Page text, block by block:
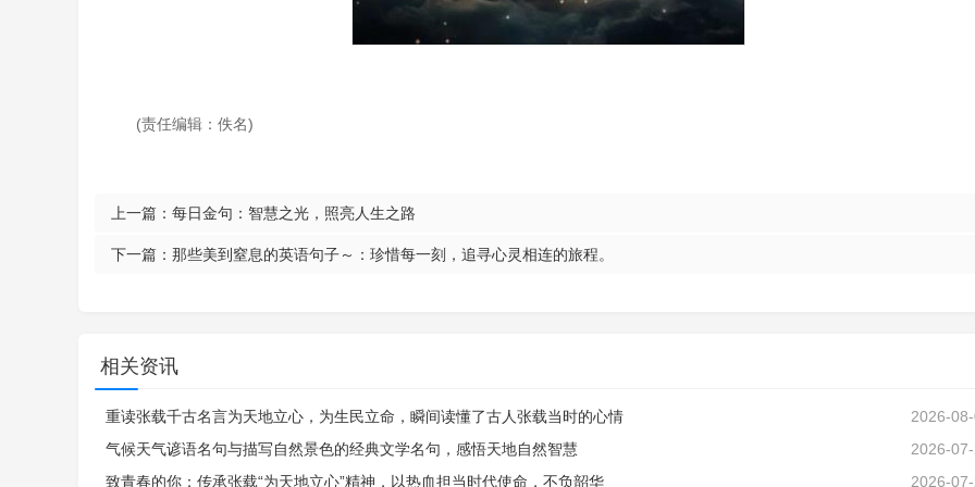
(责任编辑：佚名)
上一篇： 每日金句：智慧之光，照亮人生之路
下一篇： 那些美到窒息的英语句子～：珍惜每一刻，追寻心灵相连的旅程。
相关资讯
2026-
重读张载千古名言为天地立心，为生民立命，瞬间读懂了古人张载当时的心情
2026-
气候天气谚语名句与描写自然景色的经典文学名句，感悟天地自然智慧
2026-
致青春的你：传承张载“为天地立心”精神，以热血担当时代使命，不负韶华